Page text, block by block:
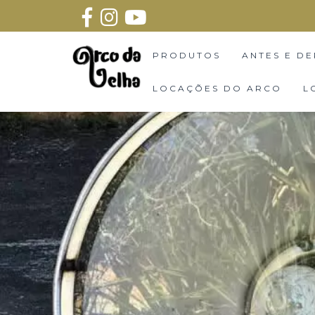
PRODUTOS ANTES E
LOCAÇÕES DO ARCO